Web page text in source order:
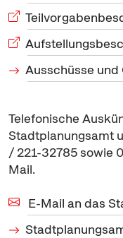
Ausschüsse und
Telefonische
Stadtplanungsamt
/ 221-32785 sowie
Mail.
E-Mail an das